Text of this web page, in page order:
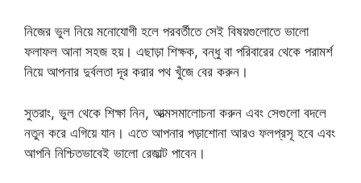
নিজের ভুল নিয়ে মনোযোগী হলে পরবর্তীতে সেই বিষয়গুলোতে ভালো
ফলাফল আনা সহজ হয়। এছাড়া শিক্ষক, বন্ধু বা পরিবারের থেকে পরামর্শ
নিয়ে আপনার দুর্বলতা দূর করার পথ খুঁজে বের করুন।
সুতরাং, ভুল থেকে শিক্ষা নিন, আত্মসমালোচনা করুন এবং সেগুলো বদলে
নতুন করে এগিয়ে যান। এতে আপনার পড়াশোনা আরও ফলপ্রসূ হবে এবং
আপনি নিশ্চিতভাবেই ভালো রেজাল্ট পাবেন।